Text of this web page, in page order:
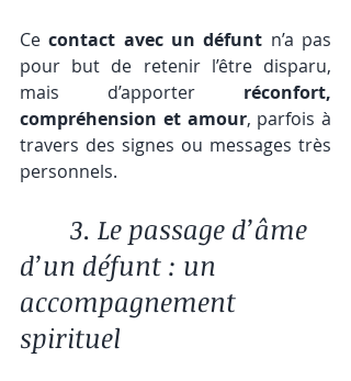
Ce contact avec un défunt n’a pas
pour but de retenir l’être disparu,
mais d’apporter réconfort,
compréhension et amour, parfois à
travers des signes ou messages très
personnels.
d’un défunt : un
accompagnement
spirituel